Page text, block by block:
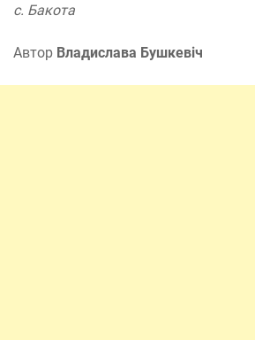
с. Бакота
Автор Владислава Бушкевіч